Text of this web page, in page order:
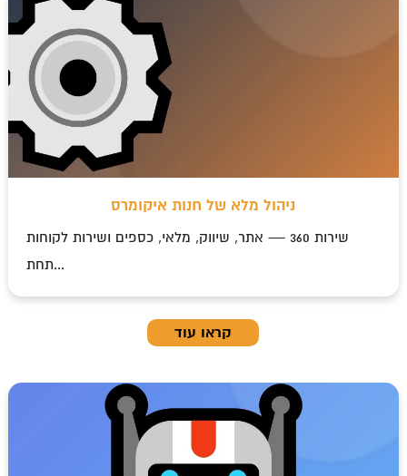
ניהול מלא של חנות איקומרס
שירות 360 — אתר, שיווק, מלאי, כספים ושירות לקוחות
תחת...
קראו עוד